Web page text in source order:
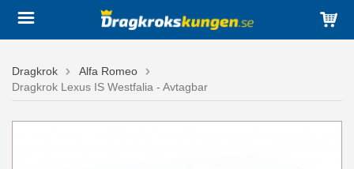
Dragkrok
Alfa Romeo
Dragkrok Lexus IS Westfalia - Avtagbar